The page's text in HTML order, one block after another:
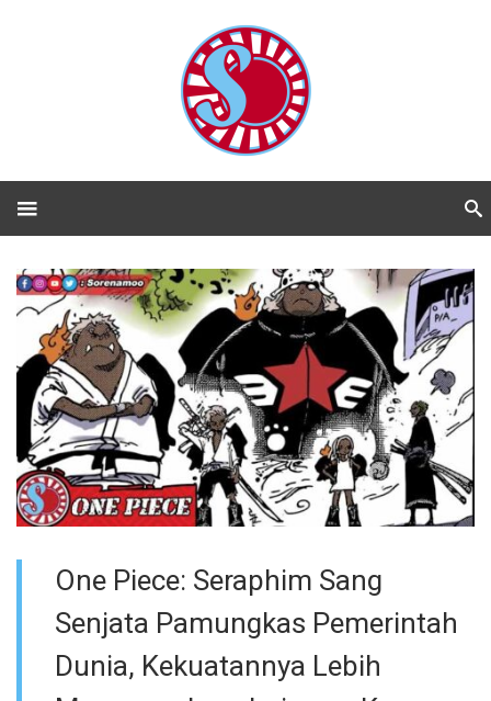
One Piece: Seraphim Sang
Senjata Pamungkas Pemerintah
Dunia, Kekuatannya Lebih